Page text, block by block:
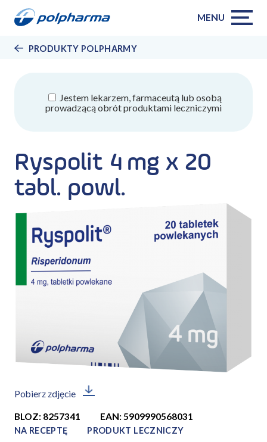
MENU
PRODUKTY POLPHARMY
Jestem lekarzem, farmaceutą lub osobą
prowadzącą obrót produktami leczniczymi
Ryspolit 4 mg x 20
tabl. powl.
Pobierz zdjęcie
BLOZ: 8257341 EAN: 5909990568031
NA RECEPTĘ PRODUKT LECZNICZY